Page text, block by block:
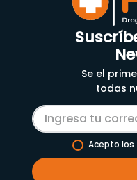
Se el
todas
Acepto los